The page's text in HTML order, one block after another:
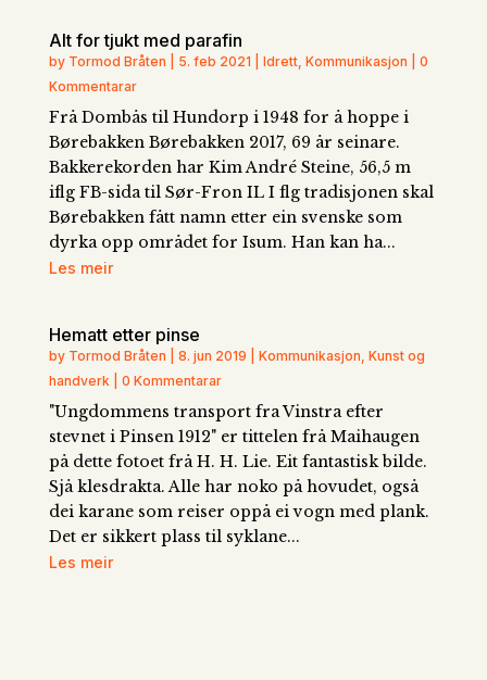
Alt for tjukt med parafin
by Tormod Bråten | 5. feb 2021 | Idrett, Kommunikasjon | 0
Kommentarar
Frå Dombås til Hundorp i 1948 for å hoppe i
Børebakken Børebakken 2017, 69 år seinare.
Bakkerekorden har Kim André Steine, 56,5 m
iflg FB-sida til Sør-Fron IL I flg tradisjonen skal
Børebakken fått namn etter ein svenske som
dyrka opp området for Isum. Han kan ha...
Les meir
Hematt etter pinse
by Tormod Bråten | 8. jun 2019 | Kommunikasjon, Kunst og
handverk | 0 Kommentarar
"Ungdommens transport fra Vinstra efter
stevnet i Pinsen 1912" er tittelen frå Maihaugen
på dette fotoet frå H. H. Lie. Eit fantastisk bilde.
Sjå klesdrakta. Alle har noko på hovudet, også
dei karane som reiser oppå ei vogn med plank.
Det er sikkert plass til syklane...
Les meir